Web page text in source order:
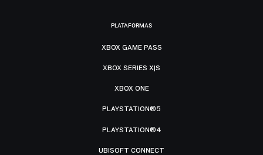
PLATAFORMAS
XBOX GAME PASS
XBOX SERIES X|S
XBOX ONE
PLAYSTATION®5
PLAYSTATION®4
UBISOFT CONNECT